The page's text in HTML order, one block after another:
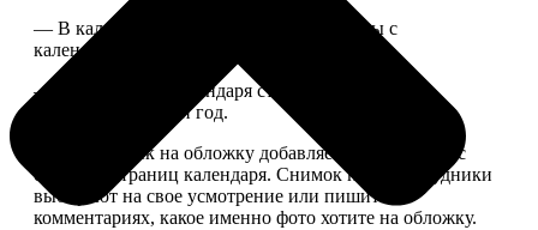
— В календаре 13 листов: обложка+листы с
календарной сеткой.
— Обложка для календаря стандартная, дизайн
обновляем каждый год.
— В кружочек на обложку добавляем фотографию с
одной из страниц календаря. Снимок наши сотрудники
выбирают на свое усмотрение или пишите в
комментариях, какое именно фото хотите на обложку.